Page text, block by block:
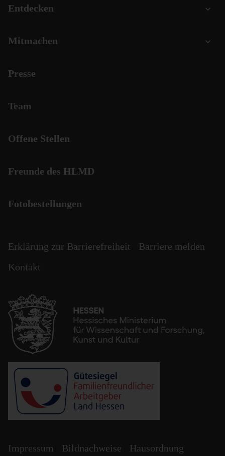
Entdecken
Mitmachen
Presse
Team
Offene Stellen
Freunde des HLMD
Fotobestellungen
Erklärung zur Barrierefreiheit
Barriere melden
Kontakt
Impressum Bildnachweise Hausordnung